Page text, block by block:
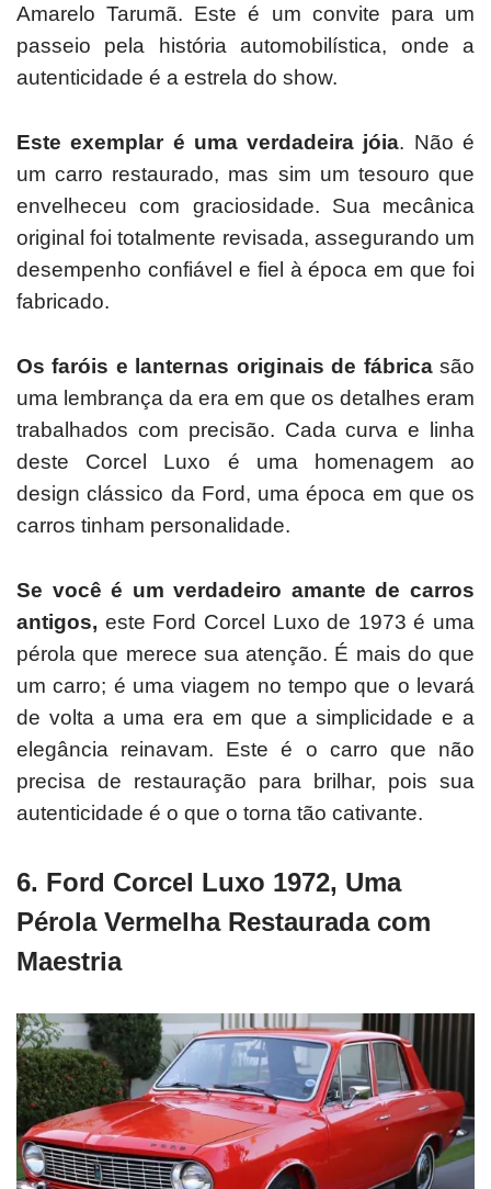
Amarelo Tarumã. Este é um convite para um
passeio pela história automobilística, onde a
autenticidade é a estrela do show.
Este exemplar é uma verdadeira jóia. Não é
um carro restaurado, mas sim um tesouro que
envelheceu com graciosidade. Sua mecânica
original foi totalmente revisada, assegurando um
desempenho confiável e fiel à época em que foi
fabricado.
Os faróis e lanternas originais de fábricasão
uma lembrança da era em que os detalhes eram
trabalhados com precisão. Cada curva e linha
deste Corcel Luxo é uma homenagem ao
design clássico da Ford, uma época em que os
carros tinham personalidade.
Se você é um verdadeiro amante de carros
antigos, este Ford Corcel Luxo de 1973 é uma
pérola que merece sua atenção. É mais do que
um carro; é uma viagem no tempo que o levará
de volta a uma era em que a simplicidade e a
elegância reinavam. Este é o carro que não
precisa de restauração para brilhar, pois sua
autenticidade é o que o torna tão cativante.
6. Ford Corcel Luxo 1972, Uma
Pérola Vermelha Restaurada com
Maestria